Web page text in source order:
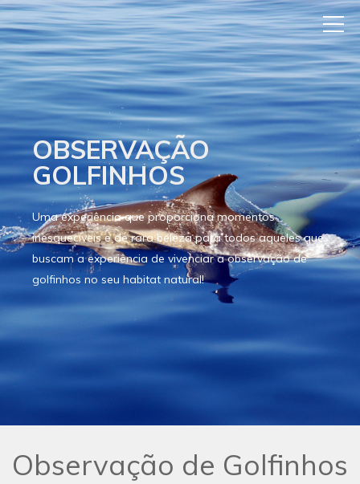
OBSERVAÇÃO
GOLFINHOS
Uma experiência que proporciona momentos
inesquecíveis e de rara beleza para todos aqueles que
buscam a experiência de vivenciar a observação de
golfinhos no seu habitat natural!
Observação de Golfinhos